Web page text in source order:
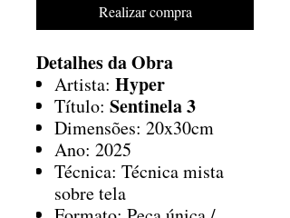
Realizar compra
Detalhes da Obra
Artista: Hyper
Título: Sentinela 3
Dimensões: 20x30cm
Ano: 2025
Técnica: Técnica mista
sobre tela